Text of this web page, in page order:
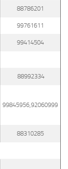
88786201
99761611
99414504
88992334
99845956,92060999
88310285